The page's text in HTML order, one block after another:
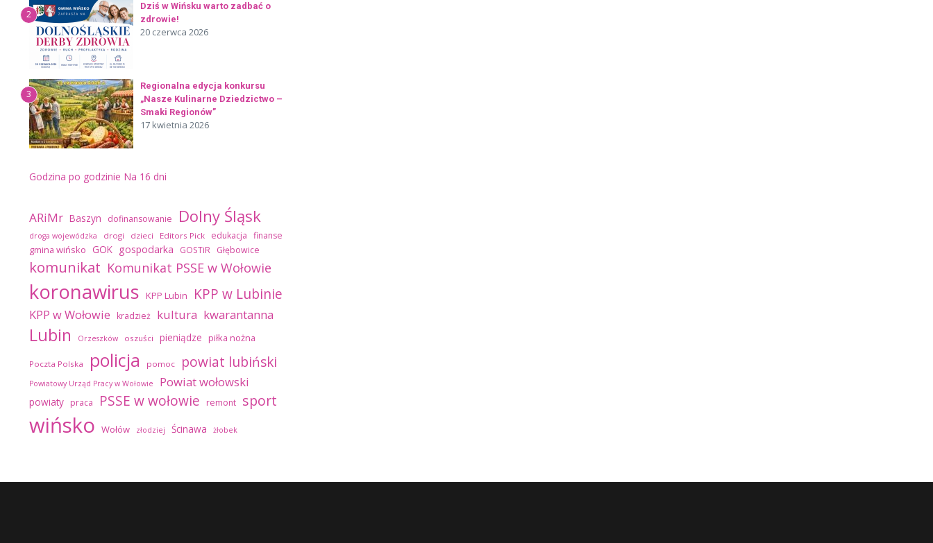
2
Dziś w Wińsku warto zadbać o
zdrowie!
20 czerwca 2026
3
Regionalna edycja konkursu
„Nasze Kulinarne Dziedzictwo –
Smaki Regionów”
17 kwietnia 2026
Godzina po godzinie Na 16 dni
ARiMr Baszyn dofinansowanie Dolny Śląsk
droga wojewódzka drogi dzieci Editors Pick edukacja finanse
gmina wińsko GOK gospodarka GOSTiR Głębowice
komunikat Komunikat PSSE w Wołowie
koronawirus KPP Lubin KPP w Lubinie
KPP w Wołowie kradzież kultura kwarantanna
Lubin Orzeszków oszuści pieniądze piłka nożna
Poczta Polska policja pomoc powiat lubiński
Powiatowy Urząd Pracy w Wołowie Powiat wołowski
powiaty praca PSSE w wołowie remont sport
wińsko Wołów złodziej Ścinawa żłobek